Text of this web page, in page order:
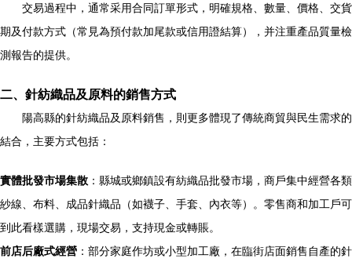
交易過程中，通常采用合同訂單形式，明確規格、數量、價格、交貨
期及付款方式（常見為預付款加尾款或信用證結算），并注重產品質量檢
測報告的提供。
二、針紡織品及原料的銷售方式
陽高縣的針紡織品及原料銷售，則更多體現了傳統商貿與民生需求的
結合，主要方式包括：
實體批發市場集散 ：縣城或鄉鎮設有紡織品批發市場，商戶集中經營各類
紗線、布料、成品針織品（如襪子、手套、內衣等）。零售商和加工戶可
到此看樣選購，現場交易，支持現金或轉賬。
前店后廠式經營 ：部分家庭作坊或小型加工廠，在臨街店面銷售自產的針